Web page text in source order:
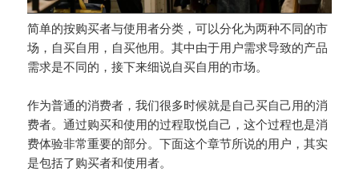
简单的按购买者与使用者分类，可以分化为两种不同的市
场，自买自用，自买他用。其中由于用户需求导致的产品
需求是不同的，接下来细说自买自用的市场。
作为普通的消费者，我们很多时候就是自己买自己用的消
费者。通过购买和使用的过程取悦自己，这个过程也是消
费体验非常重要的部分。下面这个章节所说的用户，其实
是包括了购买者和使用者。